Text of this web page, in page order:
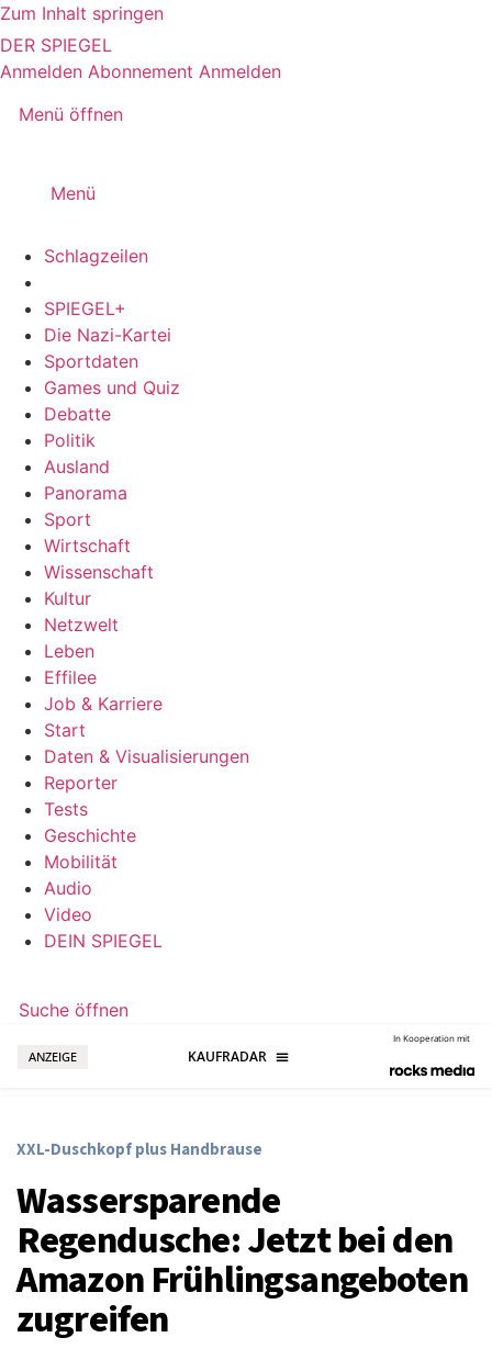
Zum Inhalt springen
DER SPIEGEL
Anmelden Abonnement Anmelden
Menü öffnen
Menü
Schlagzeilen
SPIEGEL+
Die Nazi-Kartei
Sportdaten
Games und Quiz
Debatte
Politik
Ausland
Panorama
Sport
Wirtschaft
Wissenschaft
Kultur
Netzwelt
Leben
Effilee
Job & Karriere
Start
Daten & Visualisierungen
Reporter
Tests
Geschichte
Mobilität
Audio
Video
DEIN SPIEGEL
Suche öffnen
ANZEIGE
In Kooperation mit
XXL-Duschkopf plus Handbrause
Wassersparende
Regendusche: Jetzt bei den
Amazon Frühlingsangeboten
zugreifen